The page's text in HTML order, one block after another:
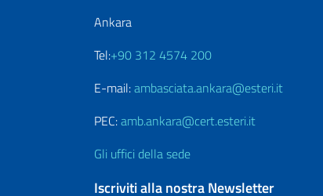
Ankara
Tel:+90 312 4574 200
E-mail:ambasciata.ankara@esteri.it
PEC:amb.ankara@cert.esteri.it
Gli uffici della sede
Iscriviti alla nostra Newsletter